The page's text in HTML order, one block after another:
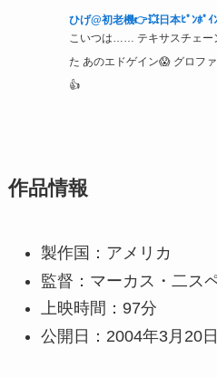
ひげ@初老機👉💥日本ﾋﾟﾝﾎﾟｲ
こいつは…… テキサスチェー
た あのエドゲイン😱 グロフ
👍
作品情報
製作国：アメリカ
監督：マーカス・二ス
上映時間：97分
公開日：2004年3月20日